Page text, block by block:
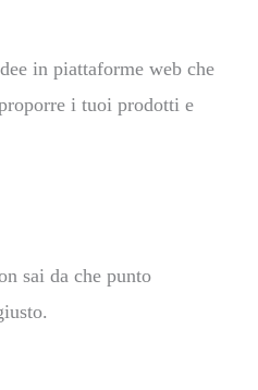
in piattaforme web che
i tuoi prodotti e
sai da che punto